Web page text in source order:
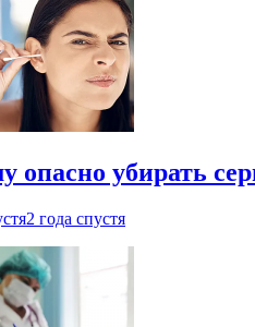
опасно убирать
2 года спустя